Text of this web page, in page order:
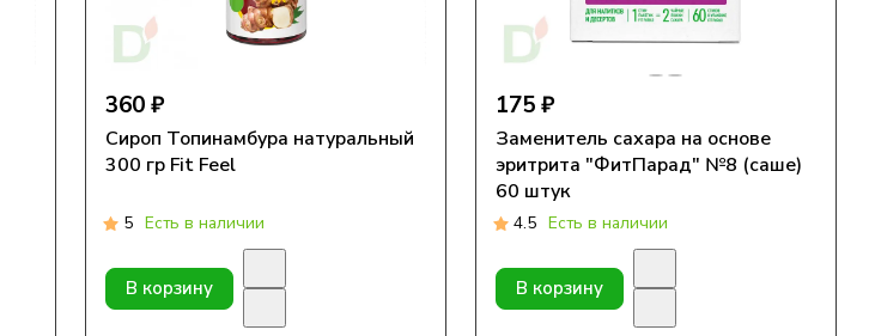
360 ₽
Сироп Топинамбура натуральный
300 гр Fit Feel
5 Есть в наличии
В корзину
175 ₽
Заменитель сахара на основе
эритрита "ФитПарад" №8 (саше)
60 штук
4.5 Есть в наличии
В корзину